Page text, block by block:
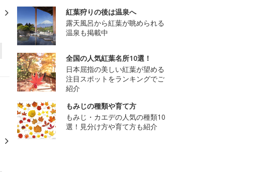
紅葉狩りの後は温泉へ
露天風呂から紅葉が眺められる
温泉も掲載中
全国の人気紅葉名所10選！
日本屈指の美しい紅葉が望める
注目スポットをランキングでご
紹介
もみじの種類や育て方
もみじ・カエデの人気の種類10
選！見分け方や育て方も紹介